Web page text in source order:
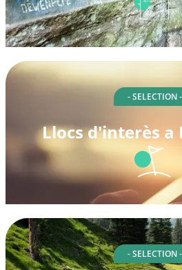
- SELECTION -
Llocs d'interès a
- SELECTION -